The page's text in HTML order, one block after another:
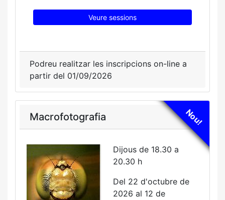
Veure sessions
Podreu realitzar les inscripcions on-line a
partir del 01/09/2026
Nou!
Macrofotografia
Dijous de 18.30 a
20.30 h
Del 22 d'octubre de
2026 al 12 de